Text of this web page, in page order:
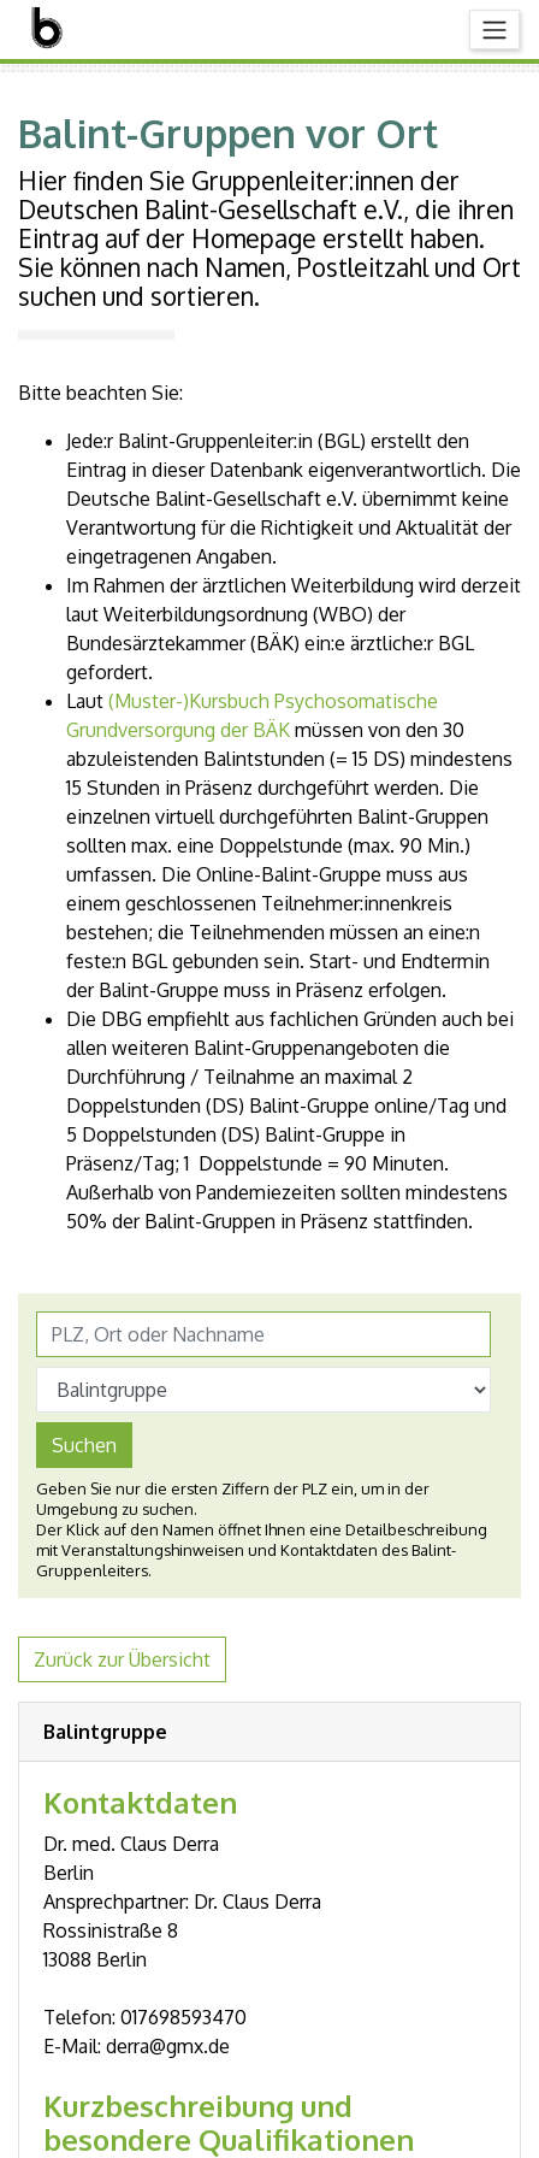
Balint-Gruppen vor Ort
Hier finden Sie Gruppenleiter:innen der
Deutschen Balint-Gesellschaft e.V., die ihren
Eintrag auf der Homepage erstellt haben.
Sie können nach Namen, Postleitzahl und Ort
suchen und sortieren.
Bitte beachten Sie:
Jede:r Balint-Gruppenleiter:in (BGL) erstellt den
Eintrag in dieser Datenbank eigenverantwortlich. Die
Deutsche Balint-Gesellschaft e.V. übernimmt keine
Verantwortung für die Richtigkeit und Aktualität der
eingetragenen Angaben.
Im Rahmen der ärztlichen Weiterbildung wird derzeit
laut Weiterbildungsordnung (WBO) der
Bundesärztekammer (BÄK) ein:e ärztliche:r BGL
gefordert.
Laut (Muster-)Kursbuch Psychosomatische
Grundversorgung der BÄK müssen von den 30
abzuleistenden Balintstunden (= 15 DS) mindestens
15 Stunden in Präsenz durchgeführt werden. Die
einzelnen virtuell durchgeführten Balint-Gruppen
sollten max. eine Doppelstunde (max. 90 Min.)
umfassen. Die Online-Balint-Gruppe muss aus
einem geschlossenen Teilnehmer:innenkreis
bestehen; die Teilnehmenden müssen an eine:n
feste:n BGL gebunden sein. Start- und Endtermin
der Balint-Gruppe muss in Präsenz erfolgen.
Die DBG empfiehlt aus fachlichen Gründen auch bei
allen weiteren Balint-Gruppenangeboten die
Durchführung / Teilnahme an maximal 2
Doppelstunden (DS) Balint-Gruppe online/Tag und
5 Doppelstunden (DS) Balint-Gruppe in
Präsenz/Tag; 1 Doppelstunde = 90 Minuten.
Außerhalb von Pandemiezeiten sollten mindestens
50% der Balint-Gruppen in Präsenz stattfinden.
Suchen
Geben Sie nur die ersten Ziffern der PLZ ein, um in der
Umgebung zu suchen.
Der Klick auf den Namen öffnet Ihnen eine Detailbeschreibung
mit Veranstaltungshinweisen und Kontaktdaten des Balint-
Gruppenleiters.
Zurück zur Übersicht
Balintgruppe
Kontaktdaten
Dr. med. Claus Derra
Berlin
Ansprechpartner: Dr. Claus Derra
Rossinistraße 8
13088 Berlin
Telefon: 017698593470
E-Mail: derra@gmx.de
Kurzbeschreibung und
besondere Qualifikationen